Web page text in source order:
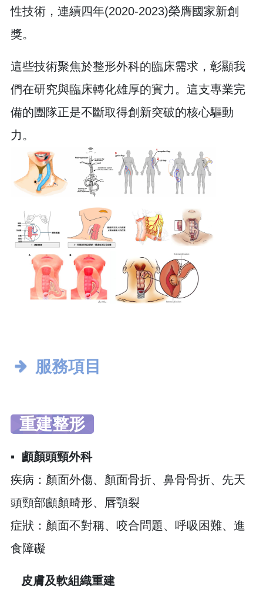
性技術，連續四年(2020-2023)榮膺國家新創
獎。
這些技術聚焦於整形外科的臨床需求，彰顯我
們在研究與臨床轉化雄厚的實力。這支專業完
備的團隊正是不斷取得創新突破的核心驅動
力。
服務項目
重建整形
▪︎ 顱顏頭頸外科
疾病：顏面外傷、顏面骨折、鼻骨骨折、先天
頭頸部顱顏畸形、唇顎裂
症狀：顏面不對稱、咬合問題、呼吸困難、進
食障礙
皮膚及軟組織重建